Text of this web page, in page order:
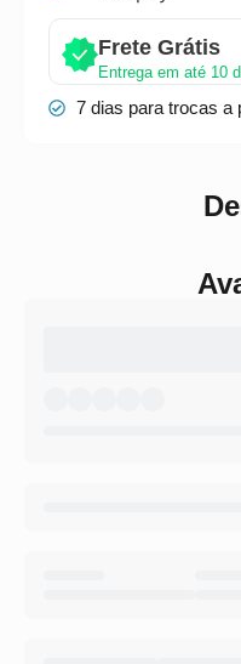
Frete Grátis
Entrega em até 10
7 dias para trocas a